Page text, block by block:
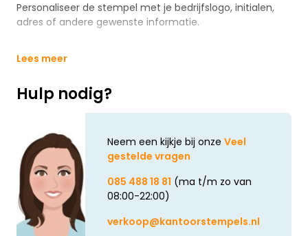
Personaliseer de stempel met je bedrijfslogo, initialen,
adres of andere gewenste informatie.
Lees meer
Hulp nodig?
Neem een kijkje bij onze Veel
gestelde vragen
085 488 18 81 (ma t/m zo van
08:00-22:00)
verkoop@kantoorstempels.nl